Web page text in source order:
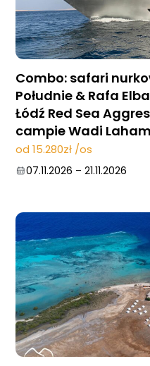
Combo: safari
Południe & Rafa
Łódź Red Sea
campie Wadi
od 15.280zł /os
07.11.2026 – 21.11.2026